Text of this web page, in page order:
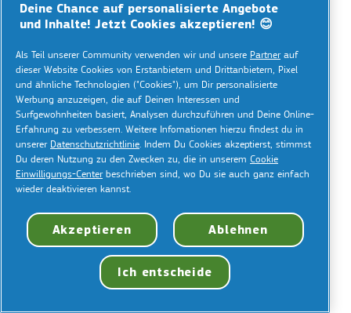
Deine Chance auf personalisierte Angebote
und Inhalte! Jetzt Cookies akzeptieren! 😊
Als Teil unserer Community verwenden wir und unsere Partnerauf
dieser Website Cookies von Erstanbietern und Drittanbietern, Pixel
und ähnliche Technologien ("Cookies"), um Dir personalisierte
Werbung anzuzeigen, die auf Deinen Interessen und
Surfgewohnheiten basiert, Analysen durchzuführen und Deine Online-
Erfahrung zu verbessern. Weitere Infomationen hierzu findest du in
unserer Datenschutzrichtlinie. Indem Du Cookies akzeptierst, stimmst
Du deren Nutzung zu den Zwecken zu, die in unserem Cookie
Einwilligungs-Centerbeschrieben sind, wo Du sie auch ganz einfach
wieder deaktivieren kannst.
Akzeptieren Ablehnen
Ich entscheide